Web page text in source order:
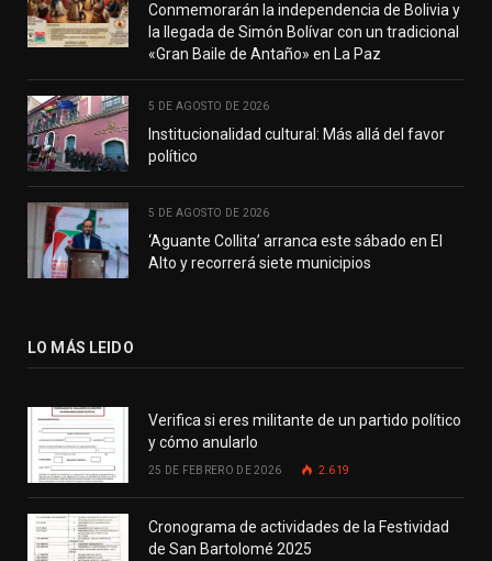
Conmemorarán la independencia de Bolivia y
la llegada de Simón Bolívar con un tradicional
«Gran Baile de Antaño» en La Paz
5 DE AGOSTO DE 2026
Institucionalidad cultural: Más allá del favor
político
5 DE AGOSTO DE 2026
‘Aguante Collita’ arranca este sábado en El
Alto y recorrerá siete municipios
LO MÁS LEIDO
Verifica si eres militante de un partido político
y cómo anularlo
25 DE FEBRERO DE 2026 2.619
Cronograma de actividades de la Festividad
de San Bartolomé 2025